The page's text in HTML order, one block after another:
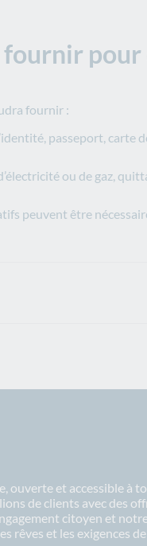
fournir :
passeport, carte
ou de gaz,
peuvent être
ouverte et accessible à
de clients avec des
citoyen et
rêves et les exigences de